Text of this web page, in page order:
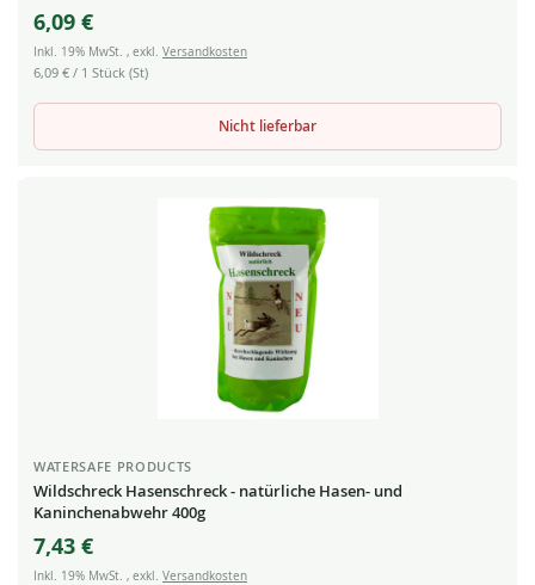
6,09 €
Inkl. 19% MwSt. , exkl. Versandkosten
6,09 € / 1 Stück (St)
Nicht lieferbar
WATERSAFE PRODUCTS
Wildschreck Hasenschreck - natürliche Hasen- und
Kaninchenabwehr 400g
7,43 €
Inkl. 19% MwSt. , exkl. Versandkosten